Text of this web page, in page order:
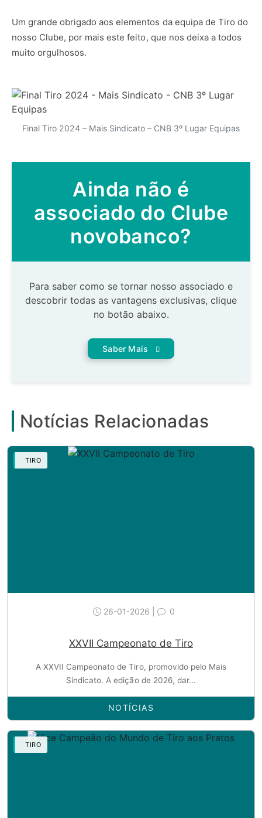
Um grande obrigado aos elementos da equipa de Tiro do
nosso Clube, por mais este feito, que nos deixa a todos
muito orgulhosos.
Final Tiro 2024 – Mais Sindicato – CNB 3º Lugar Equipas
Ainda não é
associado do Clube
novobanco?
Para saber como se tornar nosso associado e
descobrir todas as vantagens exclusivas, clique
no botão abaixo.
Saber Mais
Notícias Relacionadas
TIRO
26-01-2026 | 0
XXVII Campeonato de Tiro
A XXVII Campeonato de Tiro, promovido pelo Mais
Sindicato. A edição de 2026, dar...
NOTÍCIAS
TIRO